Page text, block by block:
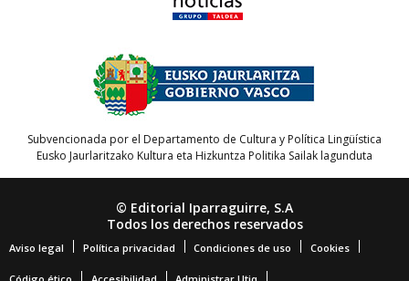
Subvencionada por el Departamento de Cultura y Política Lingüística
Eusko Jaurlaritzako Kultura eta Hizkuntza Politika Sailak lagunduta
© Editorial Iparraguirre, S.A
Todos los derechos reservados
Aviso legal Política privacidad Condiciones de uso Cookies